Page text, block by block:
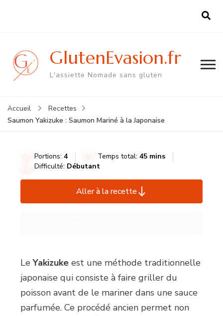
GlutenEvasion.fr
L'assiette Nomade sans gluten
Accueil
Recettes
Saumon Yakizuke : Saumon Mariné à la Japonaise
Portions:4 Temps total:45 mins
Difficulté: Débutant
Aller à la recette
LeYakizuke est une méthode traditionnelle
japonaise qui consiste à faire griller du
poisson avant de le mariner dans une sauce
parfumée. Ce procédé ancien permet non